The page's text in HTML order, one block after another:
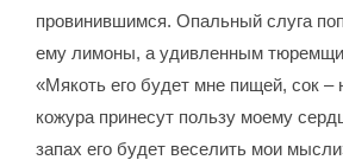
провинившимся. Опальный слуга
ему лимоны, а удивленным
«Мякоть его будет мне пищей, сок –
кожура принесут пользу моему
запах его будет веселить мои